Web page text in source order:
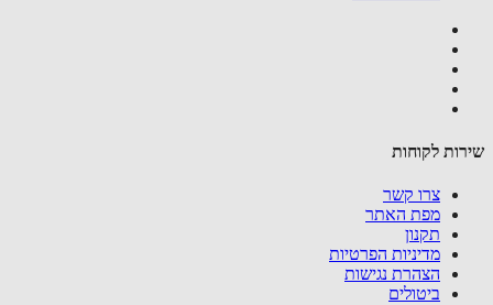
שירות לקוחות
צרו קשר
מפת האתר
תקנון
מדיניות הפרטיות
הצהרת נגישות
ביטולים